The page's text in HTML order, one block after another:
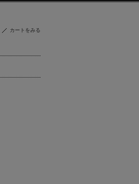
カートをみる